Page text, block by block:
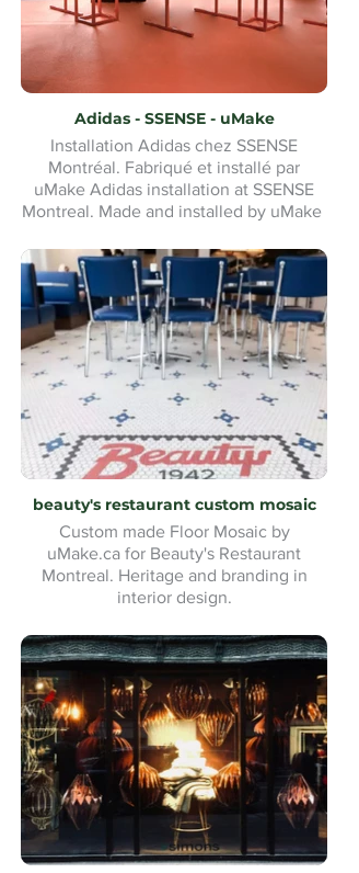
Adidas - SSENSE - uMake
Installation Adidas chez SSENSE
Montréal. Fabriqué et installé par
uMake Adidas installation at SSENSE
Montreal. Made and installed by uMake
beauty's restaurant custom mosaic
Custom made Floor Mosaic by
uMake.ca for Beauty's Restaurant
Montreal. Heritage and branding in
interior design.